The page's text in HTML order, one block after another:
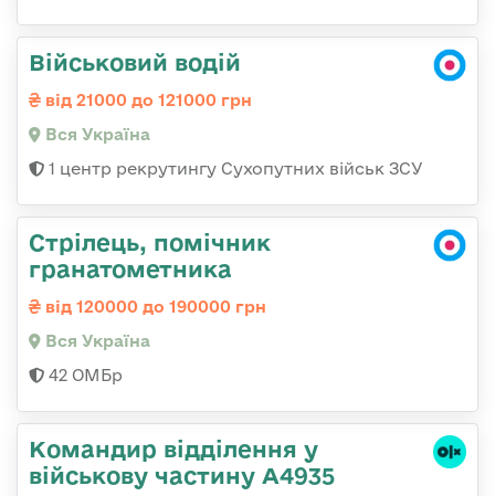
Військовий водій
від 21000 до 121000 грн
Вся Україна
1 центр рекрутингу Сухопутних військ ЗСУ
Стрілець, помічник
гранатометника
від 120000 до 190000 грн
Вся Україна
42 ОМБр
Командир відділення у
військову частину А4935